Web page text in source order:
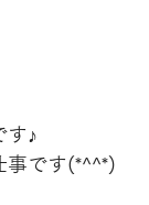
す♪
事です(*^^*)